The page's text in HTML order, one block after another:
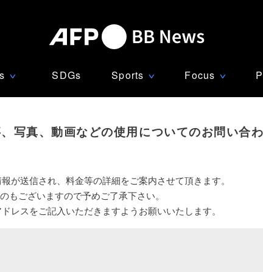
∨ SDGs Sports ∨ Focus ∨
写真、動画などの使用についてのお問い合
が送信され、料金等の詳細をご案内させて頂きます。
もございますので予めご了承下さい。
レスをご記入いただきますようお願いいたします。